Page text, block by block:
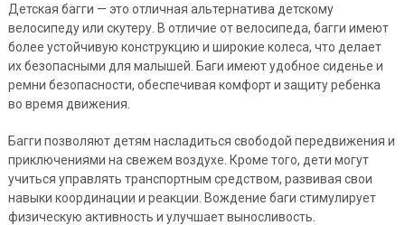
Детская багги — это отличная альтернатива детскому
велосипеду или скутеру. В отличие от велосипеда, багги имеют
более устойчивую конструкцию и широкие колеса, что делает
их безопасными для малышей. Баги имеют удобное сиденье и
ремни безопасности, обеспечивая комфорт и защиту ребенка
во время движения.
Багги позволяют детям насладиться свободой передвижения и
приключениями на свежем воздухе. Кроме того, дети могут
учиться управлять транспортным средством, развивая свои
навыки координации и реакции. Вождение баги стимулирует
физическую активность и улучшает выносливость.